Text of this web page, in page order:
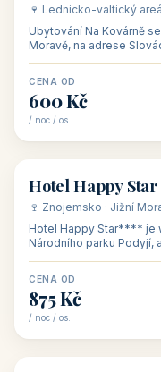
🍷 Lednicko-valtický
Ubytování Na Kovárně
Moravě, na adrese
CENA OD
600 Kč
/ noc / os.
🏨 hotel
Hotel Happy Star
🍷 Znojemsko · Jižní
Hotel Happy Star**** je
Národního parku Podyjí,
CENA OD
875 Kč
/ noc / os.